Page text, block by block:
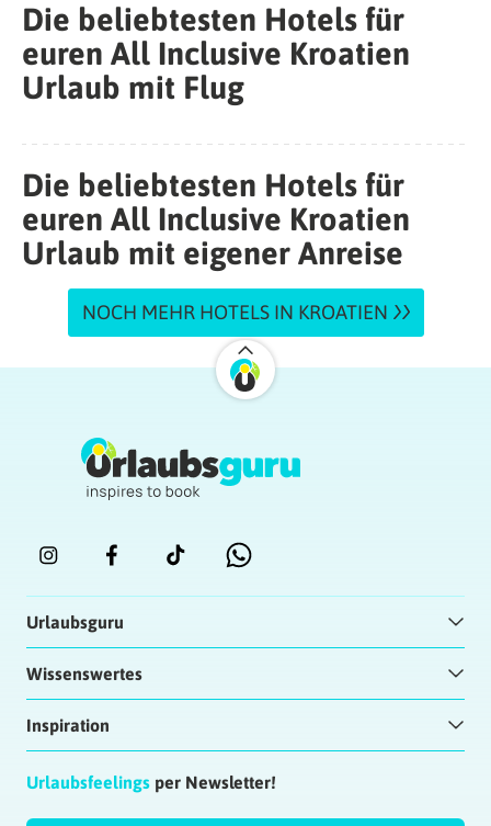
Die beliebtesten Hotels für
euren All Inclusive Kroatien
Urlaub mit Flug
Die beliebtesten Hotels für
euren All Inclusive Kroatien
Urlaub mit eigener Anreise
NOCH MEHR HOTELS IN KROATIEN
Urlaubsguru
Wissenswertes
Inspiration
Urlaubsfeelings per Newsletter!